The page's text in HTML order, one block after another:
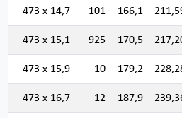
473 x 14,7 101 166,1
473 x 15,1 925 170,5
473 x 15,9 10 179,2
473 x 16,7 12 187,9